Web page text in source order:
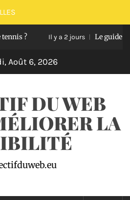
Il y a 2 jours Le guide pour
Août 6, 2026
DU WEB
LA